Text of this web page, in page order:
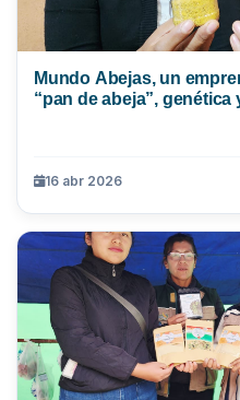
Mundo Abejas, un
“pan de abeja”,
16 abr 2026